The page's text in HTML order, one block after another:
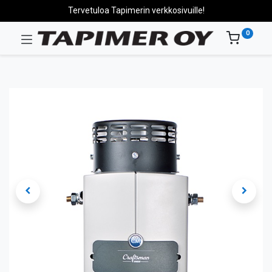
Tervetuloa Tapimerin verkkosivuille!
0